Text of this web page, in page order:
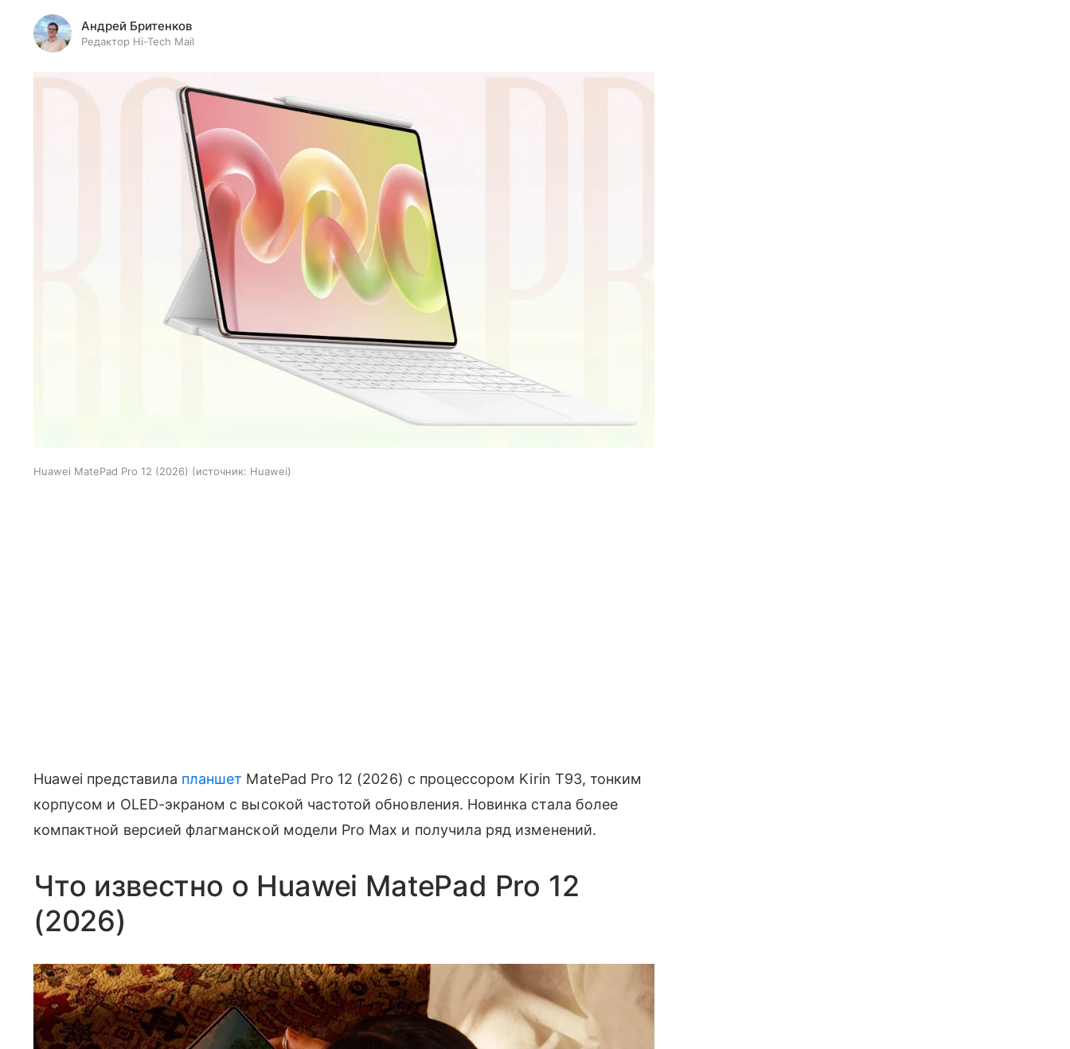
Андрей Бритенков
Редактор Hi-Tech Mail
Huawei MatePad Pro 12 (2026) источник: Huawei
Huawei представила планшет MatePad Pro 12 (2026) с процессором Kirin T93, тонким
корпусом и OLED-экраном с высокой частотой обновления. Новинка стала более
компактной версией флагманской модели Pro Max и получила ряд изменений.
Что известно о Huawei MatePad Pro 12
(2026)